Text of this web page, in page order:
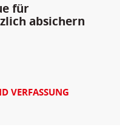
für
absichern
VERFASSUNG